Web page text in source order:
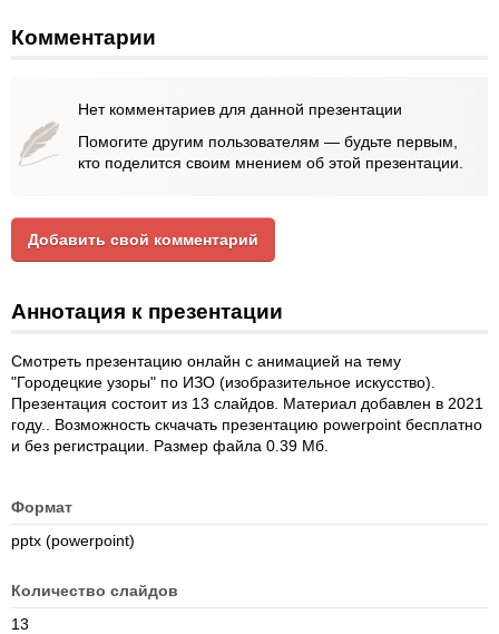
Комментарии
Нет комментариев для данной презентации
Помогите другим пользователям — будьте первым,
кто поделится своим мнением об этой презентации.
Добавить свой комментарий
Аннотация к презентации
Смотреть презентацию онлайн с анимацией на тему
"Городецкие узоры" по ИЗО (изобразительное искусство).
Презентация состоит из 13 слайдов. Материал добавлен в 2021
году.. Возможность скчачать презентацию powerpoint бесплатно
и без регистрации. Размер файла 0.39 Мб.
Формат
pptx (powerpoint)
Количество слайдов
13